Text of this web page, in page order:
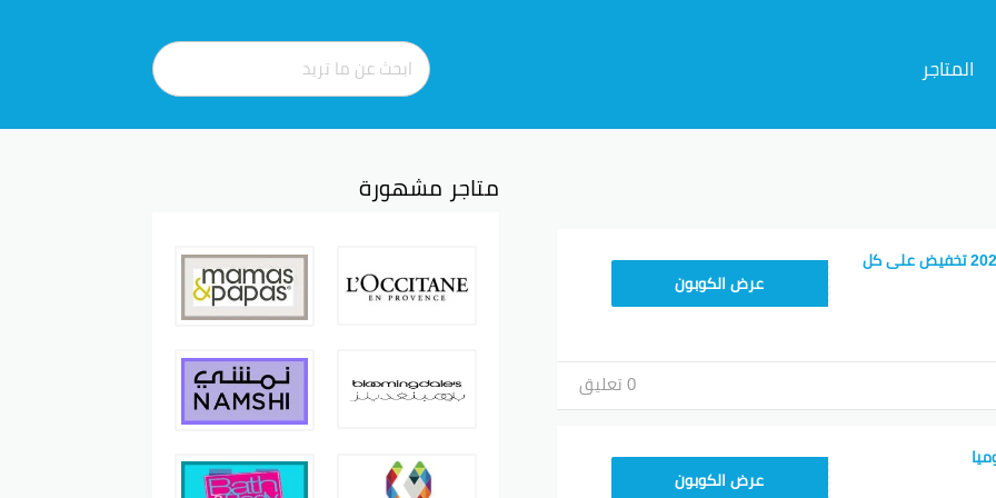
المتاجر
كوبون خصم جوميا 2026 تخفيض على كل
ASMINABF
عرض الكوبون
0 تعليق
KNOV135عرض الكوبون
متاجر مشهورة